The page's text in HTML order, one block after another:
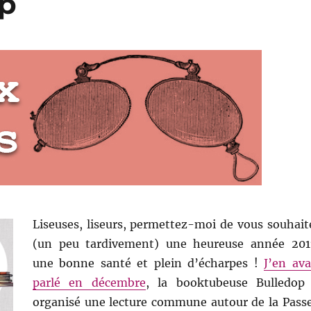
Liseuses, liseurs, permettez-moi de vous
(un peu tardivement) une heureuse année
une bonne santé et plein d’écharpes !J’en
parlé en décembre, la booktubeuse Bulledop
organisé une lecture commune autour de la